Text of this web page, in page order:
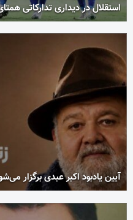
استقلال در دیداری تدارکاتی
آیین یادبود اکبر عبدی برگزار